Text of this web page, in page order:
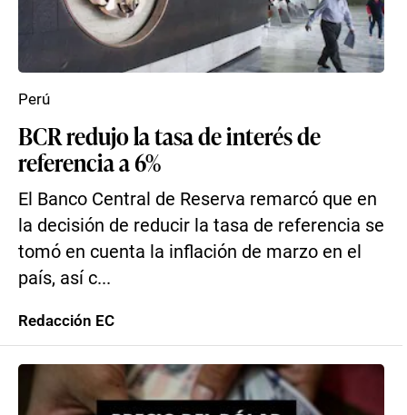
BCR redujo la tasa de interés de
referencia a 6%
El Banco Central de Reserva remarcó que en
la decisión de reducir la tasa de referencia se
tomó en cuenta la inflación de marzo en el
país, así c...
Perú
Redacción EC